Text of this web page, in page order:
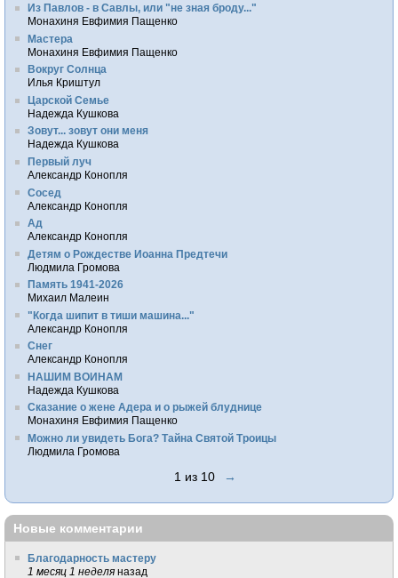
Из Павлов - в Савлы, или "не зная броду..."
Монахиня Евфимия Пащенко
Мастера
Монахиня Евфимия Пащенко
Вокруг Солнца
Илья Криштул
Царской Семье
Надежда Кушкова
Зовут... зовут они меня
Надежда Кушкова
Первый луч
Александр Конопля
Сосед
Александр Конопля
Ад
Александр Конопля
Детям о Рождестве Иоанна Предтечи
Людмила Громова
Память 1941-2026
Михаил Малеин
"Когда шипит в тиши машина..."
Александр Конопля
Снег
Александр Конопля
НАШИМ ВОИНАМ
Надежда Кушкова
Сказание о жене Адера и о рыжей блуднице
Монахиня Евфимия Пащенко
Можно ли увидеть Бога? Тайна Святой Троицы
Людмила Громова
1 из 10 →
Новые комментарии
Благодарность мастеру
1 месяц 1 неделя назад